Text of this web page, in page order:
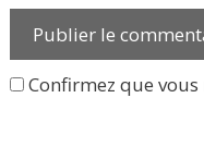
Confirmez que